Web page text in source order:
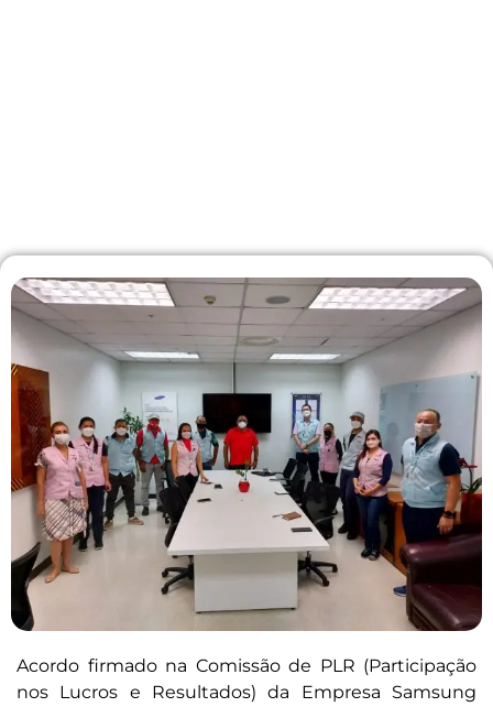
Acordo firmado na Comissão de PLR (Participação
nos Lucros e Resultados) da Empresa Samsung